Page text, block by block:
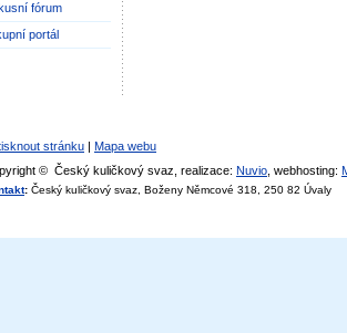
fórum
portál
stránku | Mapa webu
© Český kuličkový svaz, realizace: Nuvio , webhosting:
: Český kuličkový svaz, Boženy Němcové 318, 250 82 Úvaly